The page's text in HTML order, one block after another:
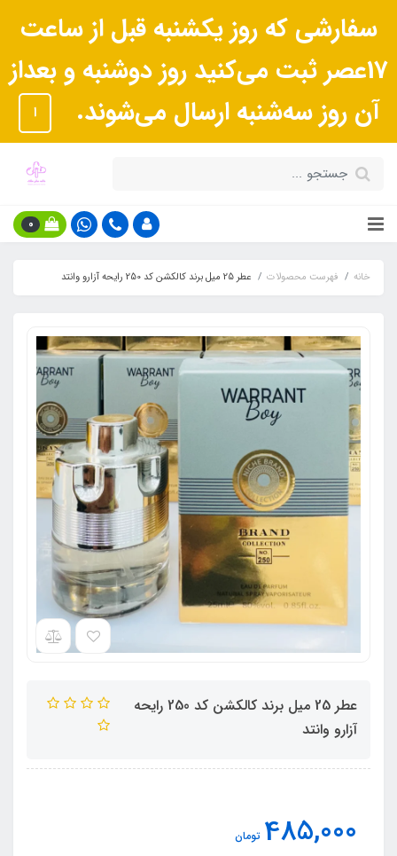
سفارشی که روز یکشنبه قبل از ساعت
17عصر ثبت می‌کنید روز دوشنبه و بعداز
آن روز سه‌شنبه ارسال می‌شوند.
ا
0
خانه فهرست محصولات عطر 25 میل برند کالکشن کد 250 رایحه آزارو وانتد
عطر 25 میل برند کالکشن کد 250 رایحه
آزارو وانتد
485,000 تومان